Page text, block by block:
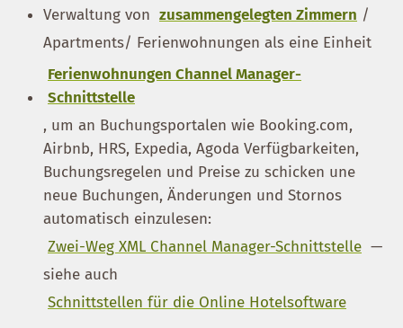
Verwaltung von zusammengelegten Zimmern /
Apartments/ Ferienwohnungen als eine Einheit
Ferienwohnungen Channel Manager-
Schnittstelle
, um an Buchungsportalen wie Booking.com,
Airbnb, HRS, Expedia, Agoda Verfügbarkeiten,
Buchungsregelen und Preise zu schicken une
neue Buchungen, Änderungen und Stornos
automatisch einzulesen:
Zwei-Weg XML Channel Manager-Schnittstelle —
siehe auch
Schnittstellen für die Online Hotelsoftware